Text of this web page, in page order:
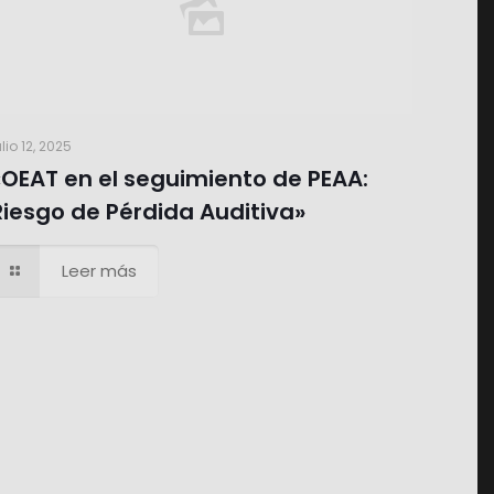
12, 2025
en el seguimiento de PEAA:
de Pérdida Auditiva»
Leer más